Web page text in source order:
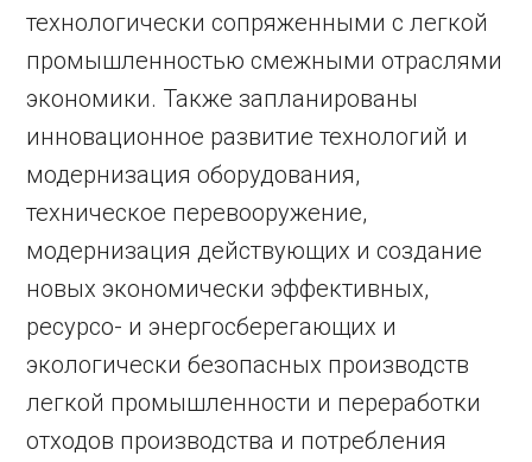
технологически сопряженными с легкой
промышленностью смежными отраслями
экономики. Также запланированы
инновационное развитие технологий и
модернизация оборудования,
техническое перевооружение,
модернизация действующих и создание
новых экономически эффективных,
ресурсо- и энергосберегающих и
экологически безопасных производств
легкой промышленности и переработки
отходов производства и потребления